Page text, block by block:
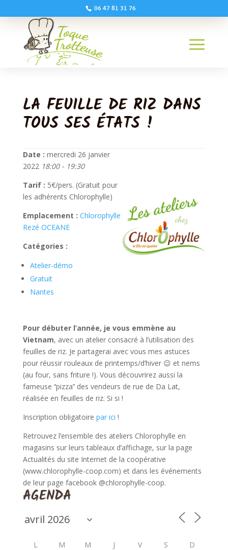
06 47 81 31 76
LA FEUILLE DE RIZ DANS
TOUS SES ÉTATS !
Date : mercredi 26 janvier
2022 18:00 - 19:30
Tarif : 5€/pers. (Gratuit pour
les adhérents Chlorophylle)
Emplacement : Chlorophylle
Rezé OCEANE
Catégories :
Atelier-démo
Gratuit
Nantes
Pour débuter l’année, je vous emmène au
Vietnam, avec un atelier consacré à l’utilisation des
feuilles de riz. Je partagerai avec vous mes astuces
pour réussir rouleaux de printemps/d’hiver 😉 et nems
(au four, sans friture !). Vous découvrirez aussi la
fameuse ‘‘pizza’’ des vendeurs de rue de Da Lat,
réalisée en feuilles de riz. Si si !
Inscription obligatoire par ici !
Retrouvez l’ensemble des ateliers Chlorophylle en
magasins sur leurs tableaux d’affichage, sur la page
Actualités du site Internet de la coopérative
(www.chlorophylle-coop.com) et dans les événements
de leur page facebook @chlorophylle-coop.
AGENDA
L M M J V S D